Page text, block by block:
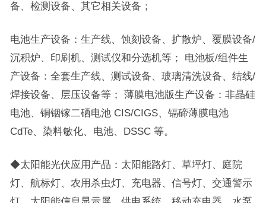
备、检测设备、其它相关设备；
电池生产设备：生产线、蚀刻设备、扩散炉、覆膜设备/
沉积炉、印刷机、测试仪和分选机等； 电池板/组件生
产设备：全套生产线、测试设备、玻璃清洗设备、结线/
焊接设备、层压设备等； 薄膜电池版生产设备：非晶硅
电池、铜铟镓二硒电池 CIS/CIGS、镉碲薄膜电池
CdTe、染料敏化、电池、DSSC 等。
◆太阳能光伏应用产品：太阳能路灯、草坪灯、庭院
灯、航标灯、农用杀虫灯、充电器、信号灯、交通警示